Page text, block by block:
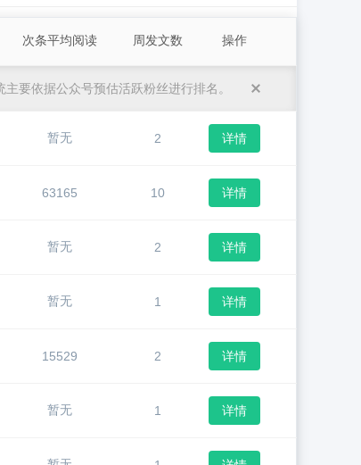
次条平均阅读 周发文数 操作
要依据公众号预估活跃粉丝进行排名。
暂无 2 详情
63165 10 详情
暂无 2 详情
暂无 1 详情
15529 2 详情
暂无 1 详情